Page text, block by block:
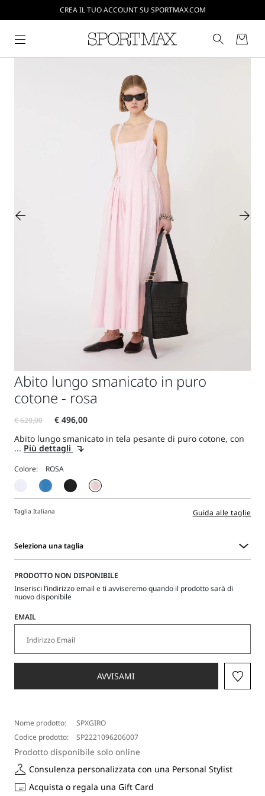
CREA IL TUO ACCOUNT SU SPORTMAX.COM
SPEDIZIONI E RESI GRATUITI
Abito lungo smanicato in puro
cotone - rosa
Abito lungo smanicato in tela pesante di puro cotone, con
... Più dettagli
Colore:
Taglia Italiana Guida alle taglie
Seleziona una taglia
una
PRODOTTO NON DISPONIBILE
Inserisci l’indirizzo email e ti avviseremo quando il prodotto sarà di
nuovo disponibile
EMAIL
AVVISAMI
Nome prodotto:
SPXGIRO
Codice prodotto:
SP2221096206007
Prodotto disponibile solo online
Consulenza personalizzata con una Personal Stylist
Acquista o regala una Gift Card